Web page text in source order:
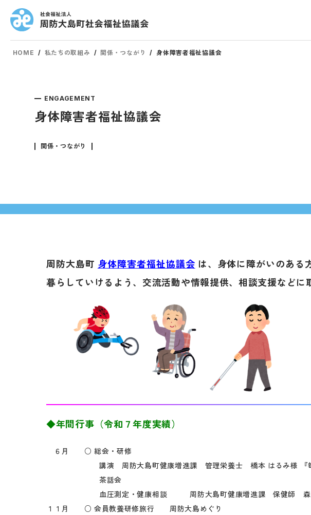
HOME / 私たちの取組み / 関係・つながり / 身体障害者福祉協議会
身体障害者福祉協議会
ENGAGEMENT
関係・つながり
周防大島町 身体障害者福祉協議会 は、身体に障がいのある
暮らしていけるよう、交流活動や情報提供、相談支援などに
◆年間行事（令和７年度実績）
６月 ○ 総会・研修
講演 周防大島町健康増進課 管理栄養士 橋本 はるみ様 『毎日
茶話会
血圧測定・健康相談 周防大島町健康増進課 保健師 森
１１月 ○ 会員教養研修旅行 周防大島めぐり